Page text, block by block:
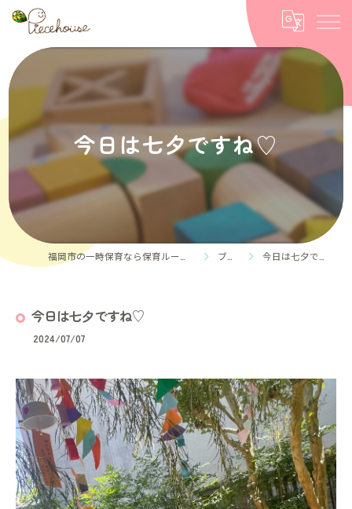
今日は七夕ですね♡
ブログ 今日は七夕ですね♡
今日は七夕ですね♡
2024/07/07